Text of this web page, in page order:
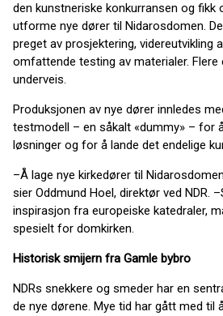
den kunstneriske konkurransen og fikk
utforme nye dører til Nidarosdomen.
preget av prosjektering, videreutvikling
omfattende testing av materialer. Flere
underveis.
Produksjonen av nye dører innledes
testmodell – en såkalt «dummy» – for
løsninger og for å lande det endelige
–Å lage nye kirkedører til
sier Oddmund Hoel, direktør ved NDR.
inspirasjon fra europeiske katedraler,
spesielt for domkirken.
Historisk smijern fra Gamle bybro
NDRs snekkere og smeder har en
de nye dørene. Mye tid har gått med til